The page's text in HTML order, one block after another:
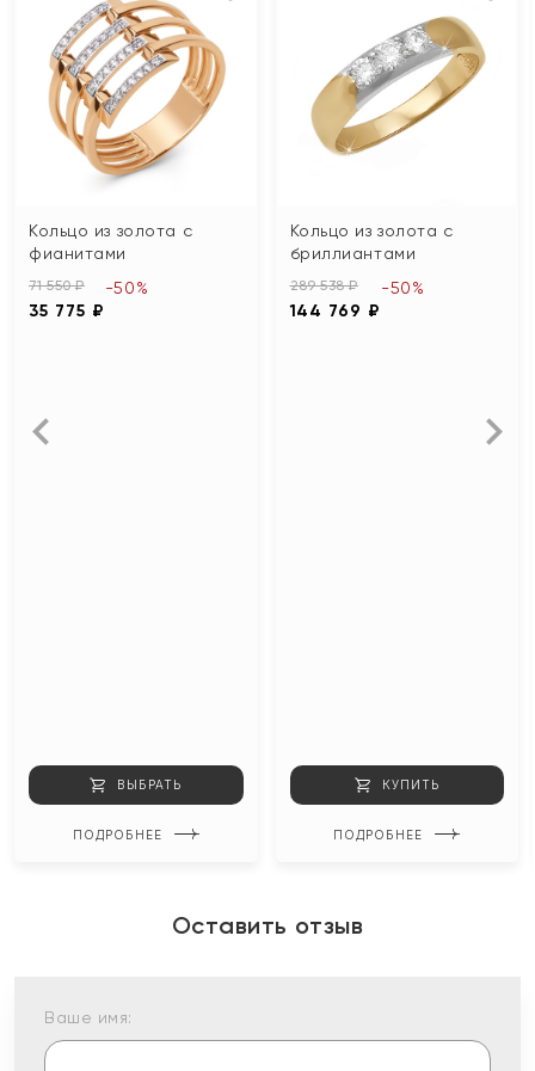
Кольцо из золота с
фианитами
71 550 ₽
35 775 ₽
-50%
ВЫБРАТЬ
ПОДРОБНЕЕ
Кольцо из золота с
бриллиантами
289 538 ₽
144 769 ₽
-50%
КУПИТЬ
ПОДРОБНЕЕ
Оставить отзыв
Ваше имя: